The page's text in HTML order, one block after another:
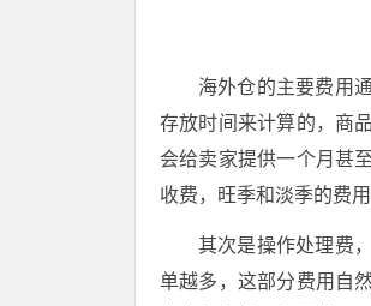
海外仓的主要费用
存放时间来计算的，商
会给卖家提供一个月甚
收费，旺季和淡季的费
其次是操作处理费
单越多，这部分费用自